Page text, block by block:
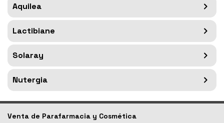
Aquilea
Lactibiane
Solaray
Nutergia
Venta de Parafarmacia y Cosmética